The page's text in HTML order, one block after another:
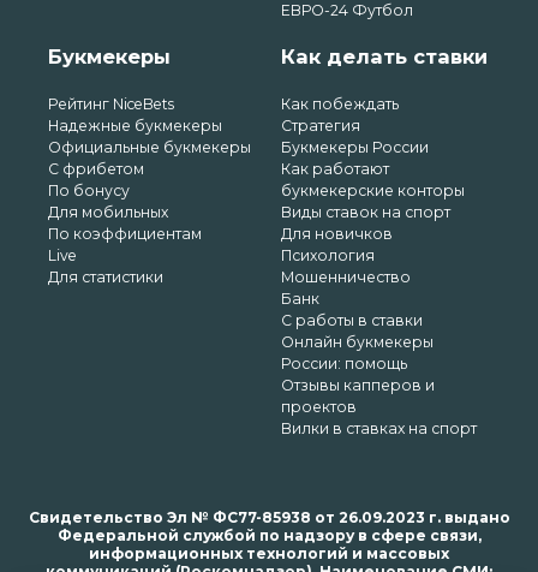
ЕВРО-24 Футбол
Букмекеры
Рейтинг NiceBets
Надежные букмекеры
Официальные букмекеры
С фрибетом
По бонусу
Для мобильных
По коэффициентам
Live
Для статистики
Как делать ставки
Как побеждать
Стратегия
Букмекеры России
Как работают
букмекерские конторы
Виды ставок на спорт
Для новичков
Психология
Мошенничество
Банк
С работы в ставки
Онлайн букмекеры
России: помощь
Отзывы капперов и
проектов
Вилки в ставках на спорт
Свидетельство Эл № ФС77-85938 от 26.09.2023 г. выдано
Федеральной службой по надзору в сфере связи,
информационных технологий и массовых